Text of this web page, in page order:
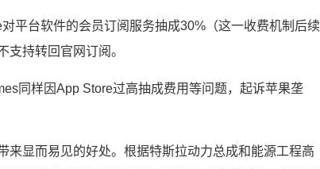
平台软件的会员订阅服务抽成30%（这一收费机制后续
支持转回官网订阅。
同样因App Store过高抽成费用等问题，起诉苹果垄
来显而易见的好处。根据特斯拉动力总成和能源工程高